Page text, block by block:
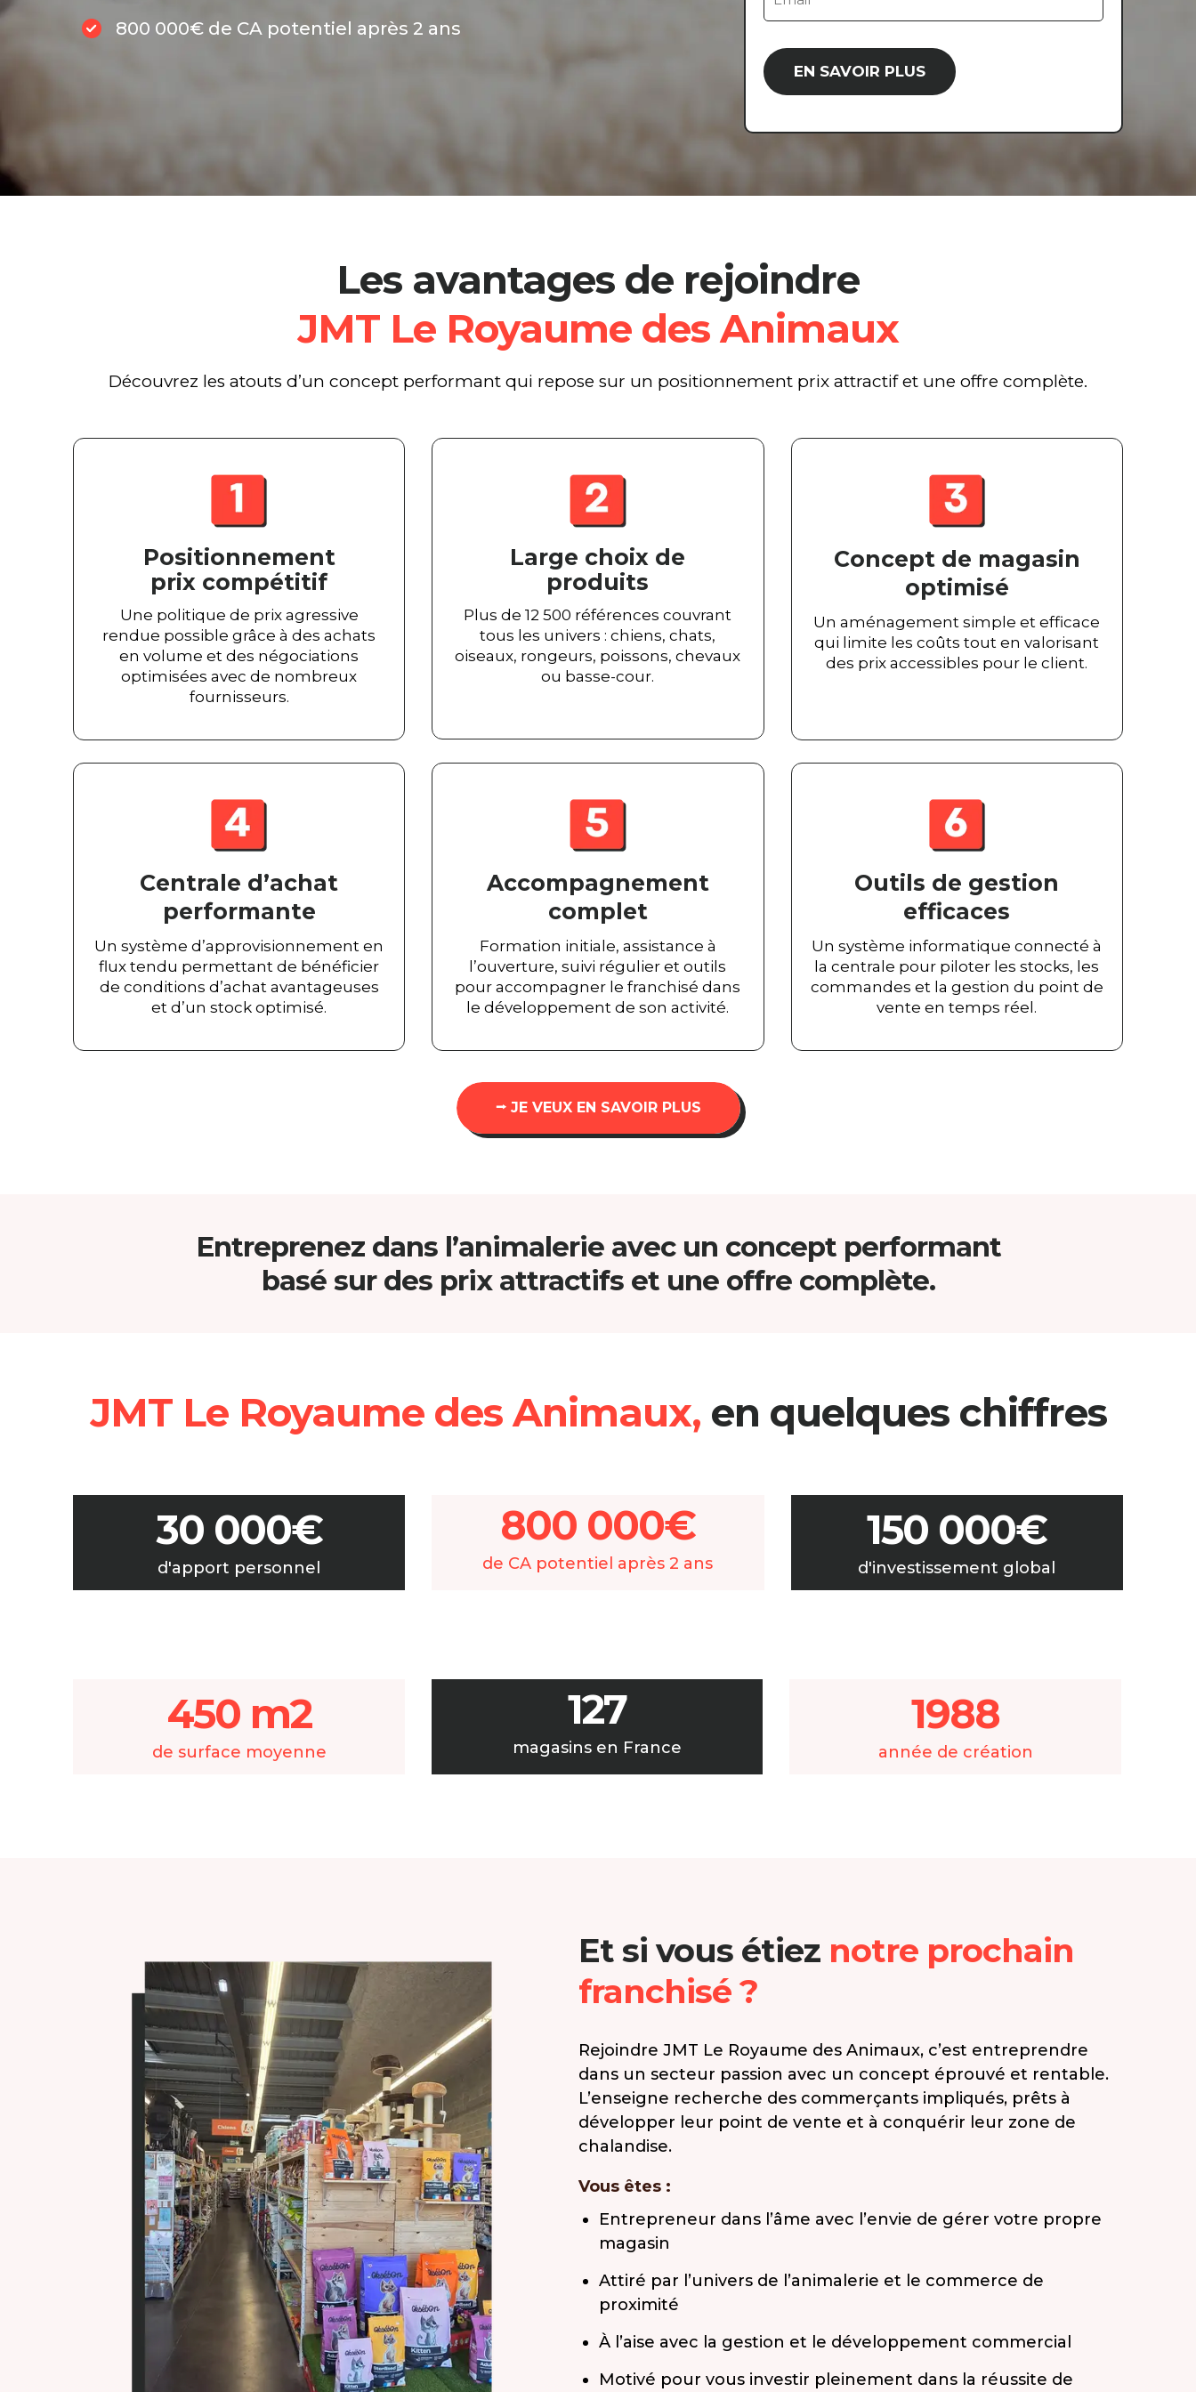
800 000€ de CA potentiel après 2 ans
EN SAVOIR PLUS
Les avantages de rejoindre
JMT Le Royaume des Animaux
Découvrez les atouts d’un concept performant qui repose sur un positionnement prix attractif et une offre complète.
Positionnement
prix compétitif
Une politique de prix agressive
rendue possible grâce à des achats
en volume et des négociations
optimisées avec de nombreux
fournisseurs.
Large choix de
produits
Plus de 12 500 références couvrant
tous les univers : chiens, chats,
oiseaux, rongeurs, poissons, chevaux
ou basse-cour.
Concept de magasin
optimisé
Un aménagement simple et efficace
qui limite les coûts tout en valorisant
des prix accessibles pour le client.
Centrale d’achat
performante
Un système d’approvisionnement en
flux tendu permettant de bénéficier
de conditions d’achat avantageuses
et d’un stock optimisé.
Accompagnement
complet
Formation initiale, assistance à
l’ouverture, suivi régulier et outils
pour accompagner le franchisé dans
le développement de son activité.
Outils de gestion
efficaces
Un système informatique connecté à
la centrale pour piloter les stocks, les
commandes et la gestion du point de
vente en temps réel.
⭢ JE VEUX EN SAVOIR PLUS
Entreprenez dans l’animalerie avec un concept performant
basé sur des prix attractifs et une offre complète.
JMT Le Royaume des Animaux, en quelques chiffres
30 000€
d'apport personnel
800 000€
de CA potentiel après 2 ans
150 000€
d'investissement global
450 m2
de surface moyenne
127
magasins en France
1988
année de création
Et si vous étiez notre prochain
franchisé ?
Rejoindre JMT Le Royaume des Animaux, c’est entreprendre
dans un secteur passion avec un concept éprouvé et rentable.
L’enseigne recherche des commerçants impliqués, prêts à
développer leur point de vente et à conquérir leur zone de
chalandise.
Vous êtes :
Entrepreneur dans l’âme avec l’envie de gérer votre propre
magasin
Attiré par l’univers de l’animalerie et le commerce de
proximité
À l’aise avec la gestion et le développement commercial
Motivé pour vous investir pleinement dans la réussite de